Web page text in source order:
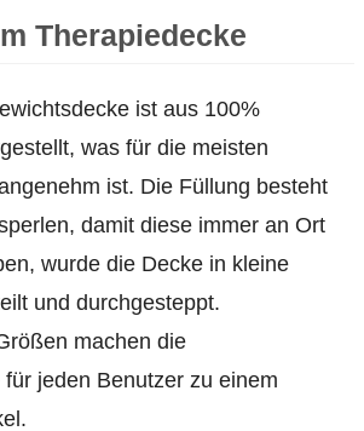
Therapiedecke
ist aus 100%
was für die meisten
ist. Die Füllung besteht
damit diese immer an Ort
wurde die Decke in kleine
und durchgesteppt.
machen die
jeden Benutzer zu einem